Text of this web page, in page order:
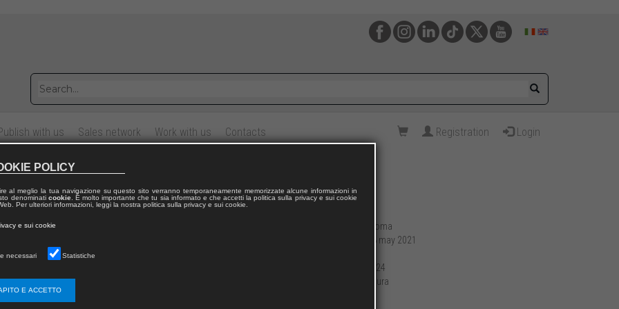
with us Sales network Work with us Contacts Registration Login
Per l’unità nel dialogo
di filosofia teoretica
Cum–Scientia. Per l’unità nel dialogo
Roma
28 may 2021
17 x 24
brossura
POLICY
al meglio la tua navigazione su questo sito verranno temporaneamente memorizzate alcune informazioni in
denominati cookie. È molto importante che tu sia informato e che accetti la politica sulla privacy e sui cookie
Per ulteriori informazioni, leggi la nostra politica sulla privacy e sui cookie.
e sui cookie
necessari Statistiche
E ACCETTO